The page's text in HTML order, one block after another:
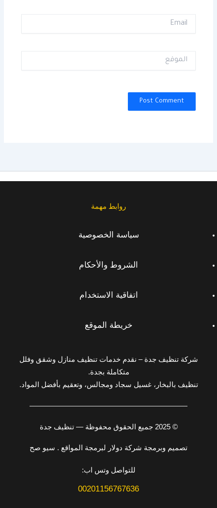
Email
الموقع
روابط مهمة
سياسة الخصوصية
الشروط والأحكام
اتفاقية الاستخدام
خريطة الموقع
شركة تنظيف جدة – نقدم خدمات تنظيف منازل وشقق وفلل
متكاملة بجدة.
تنظيف بالبخار، غسيل سجاد ومجالس، وتعقيم بأفضل المواد.
© 2025 جميع الحقوق محفوظة — تنظيف جدة
تصميم وبرمجة شركة دولار لبرمجة المواقع . سيو صح
للتواصل وتس اب:
00201156767636